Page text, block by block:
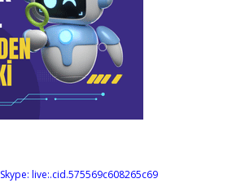
Skype: live:.cid.575569c608265c69